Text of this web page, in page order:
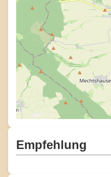
Empfehlung